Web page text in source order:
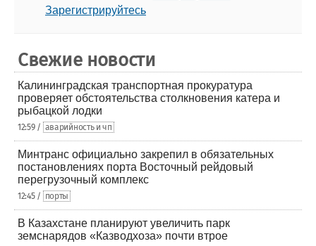
Зарегистрируйтесь
Свежие новости
Калининградская транспортная прокуратура
проверяет обстоятельства столкновения катера и
рыбацкой лодки
12:59 / аварийность и чп
Минтранс официально закрепил в обязательных
постановлениях порта Восточный рейдовый
перегрузочный комплекс
12:45 / порты
В Казахстане планируют увеличить парк
земснарядов «Казводхоза» почти втрое